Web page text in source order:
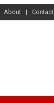
About Contact